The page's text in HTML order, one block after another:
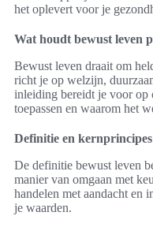
het oplevert voor je
Wat houdt bewust leven
Bewust leven draait om
richt je op welzijn,
inleiding bereidt je voor op
toepassen en waarom het
Definitie en kernprincipes
De definitie bewust leven
manier van omgaan met
handelen met aandacht en
je waarden.